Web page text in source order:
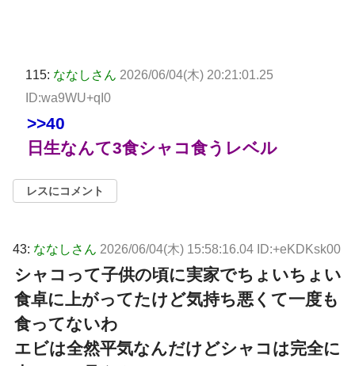
115: ななしさん 2026/06/04(木) 20:21:01.25
ID:wa9WU+qI0
>>40
日生なんて3食シャコ食うレベル
レスにコメント
43: ななしさん 2026/06/04(木) 15:58:16.04 ID:+eKDKsk00
シャコって子供の頃に実家でちょいちょい
食卓に上がってたけど気持ち悪くて一度も
食ってないわ
エビは全然平気なんだけどシャコは完全に